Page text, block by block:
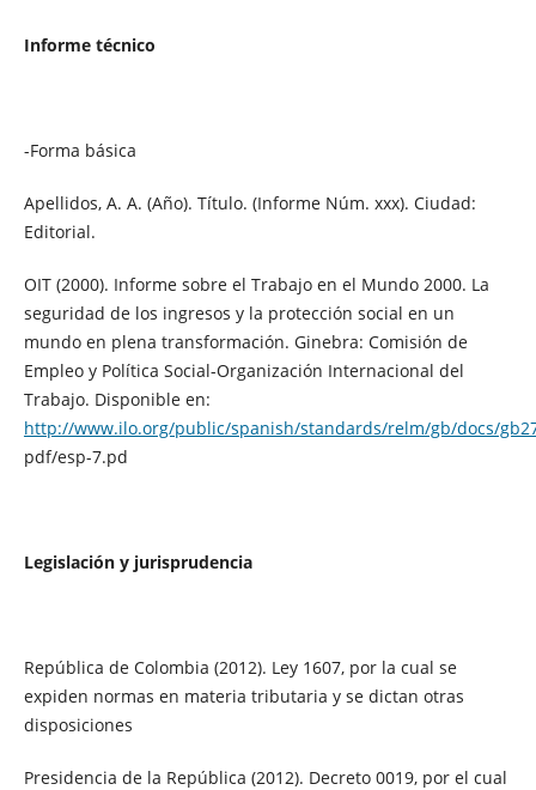
Informe técnico
-Forma básica
Apellidos, A. A. (Año). Título. (Informe Núm. xxx). Ciudad:
Editorial.
OIT (2000). Informe sobre el Trabajo en el Mundo 2000. La
seguridad de los ingresos y la protección social en un
mundo en plena transformación. Ginebra: Comisión de
Empleo y Política Social-Organización Internacional del
Trabajo. Disponible en:
http://www.ilo.org/public/spanish/standards/relm/gb/docs/
pdf/esp-7.pd
Legislación y jurisprudencia
República de Colombia (2012). Ley 1607, por la cual se
expiden normas en materia tributaria y se dictan otras
disposiciones
Presidencia de la República (2012). Decreto 0019, por el cual